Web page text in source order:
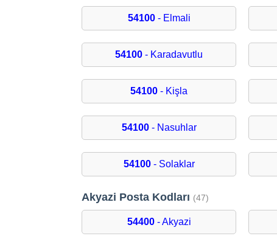
54100- Elmali
54100 - Karadavutlu
54100 - Kişla
54100- Nasuhlar
54100- Solaklar
Akyazi Posta Kodları (47)
54400- Akyazi